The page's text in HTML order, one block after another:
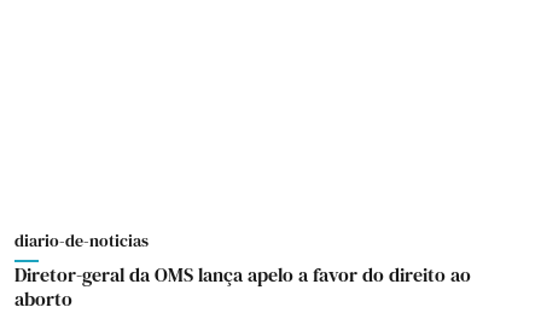
diario-de-noticias
Diretor-geral da OMS lança apelo a favor do direito ao
aborto